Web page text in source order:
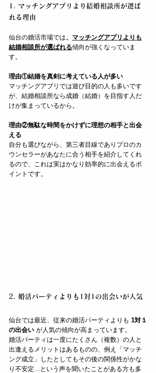
1. マッチングアプリより結婚相談所が選ば
れる理由
仙台の婚活市場では、 マッチングアプリよりも
結婚相談所が選ばれる傾向が強くなっていま
す。
理由①結婚を真剣に考えている人が多い
マッチングアプリでは遊び目的の人も多いです
が、結婚相談所なら成婚（結婚）を目指す人だ
けが集まっているから。
理由②無駄な時間をかけずに理想の相手と出会
える
自分も選びながら、第三者目線でありプロのカ
ウンセラーがあなたに合う相手を紹介してくれ
るので、これは実はかなり効率的に出会えるポ
イントです。
2. 婚活パーティよりも1対1の出会いが人気
仙台では最近、従来の婚活パーティよりも 1対１
の出会い が人気の傾向が高まっています。
婚活パーティは一度にたくさん（複数）の人と
出逢えるメリットはあるものの、例え「マッチ
ング成立」したとしてもその後の関係性がかな
り不安定...という声を聞いたことがある方も多